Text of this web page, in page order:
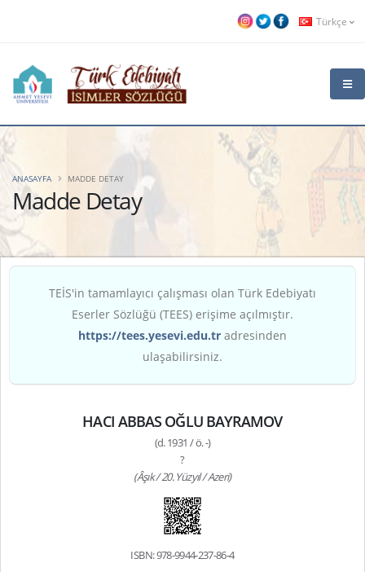
Türkçe
Madde Detay
ANASAYFA MADDE DETAY
TEİS'in tamamlayıcı çalışması olan Türk Edebiyatı
Eserler Sözlüğü (TEES) erişime açılmıştır.
https://tees.yesevi.edu.tr adresinden
ulaşabilirsiniz.
HACI ABBAS OĞLU BAYRAMOV
(d. 1931 / ö. -)
?
(Âşık / 20. Yüzyıl / Azeri)
ISBN: 978-9944-237-86-4